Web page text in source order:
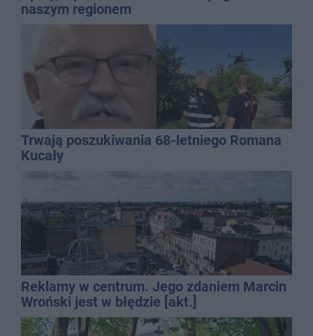
naszym regionem
Trwają poszukiwania 68-letniego Romana
Kucały
Reklamy w centrum. Jego zdaniem Marcin
Wroński jest w błędzie [akt.]